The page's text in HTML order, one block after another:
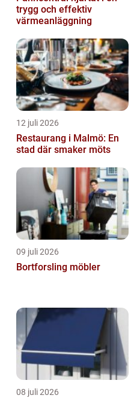
trygg och effektiv
värmeanläggning
12 juli 2026
Restaurang i Malmö: En
stad där smaker möts
09 juli 2026
Bortforsling möbler
08 juli 2026